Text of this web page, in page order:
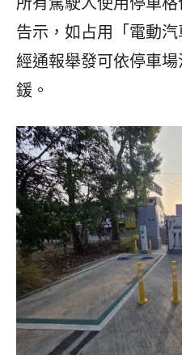
告示，如占用「電動
經通報舉發可依停車
鍰。